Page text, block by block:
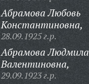
Абрамова Любовь
Константиновна,
28.09.1925 г.р.
Абрамова Людмила
Валентиновна,
29.09.1923 г.р.